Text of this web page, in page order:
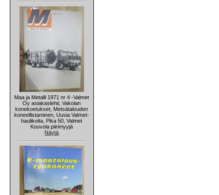
Maa ja Metalli 1971 nr 4 -Valmet
Oy asiakaslehti, Vakolan
konekoetukset, Metsätalouden
koneellistaminen, Uusia Valmet-
haulikoita, Pika 50, Valmet
Kouvola piirimyyjä
Näytä